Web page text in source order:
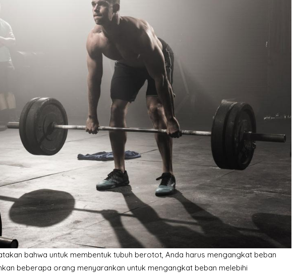
bahwa untuk membentuk tubuh berotot, Anda harus mengangkat beban
beberapa orang menyarankan untuk mengangkat beban melebihi